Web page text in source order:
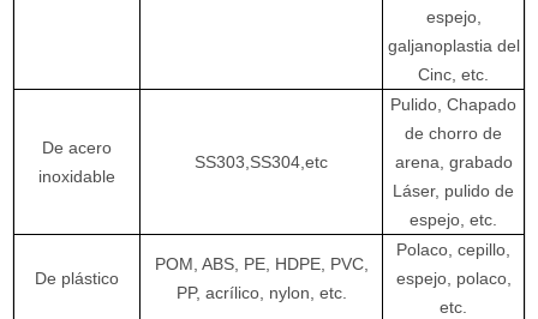
espejo,
galjanoplastia del
Cinc, etc.
De acero
inoxidable
SS303,SS304,etc
Pulido, Chapado
de chorro de
arena, grabado
Láser, pulido de
espejo, etc.
De plástico
POM, ABS, PE, HDPE, PVC,
PP, acrílico, nylon, etc.
Polaco, cepillo,
espejo, polaco,
etc.